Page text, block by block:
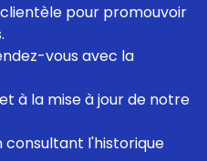
pour promouvoir
vous avec la
à la mise à jour de notre
consultant l'historique